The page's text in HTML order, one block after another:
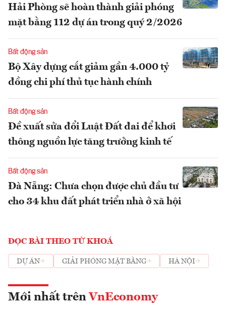
Hải Phòng sẽ hoàn thành giải phóng
mặt bằng 112 dự án trong quý 2/2026
Bất động sản
Bộ Xây dựng cắt giảm gần 4.000 tỷ
đồng chi phí thủ tục hành chính
Bất động sản
Đề xuất sửa đổi Luật Đất đai để khơi
thông nguồn lực tăng trưởng kinh tế
Bất động sản
Đà Nẵng: Chưa chọn được chủ đầu tư
cho 34 khu đất phát triển nhà ở xã hội
ĐỌC BÀI THEO TỪ KHOÁ
DỰ ÁN GIẢI PHÓNG MẶT BẰNG HÀ NỘI
Mới nhất trên VnEconomy